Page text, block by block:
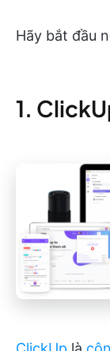
Hãy bắt đầu
1.